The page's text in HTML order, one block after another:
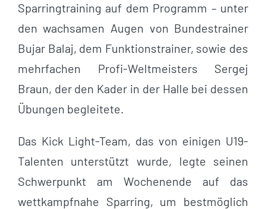
Sparringtraining auf dem Programm – unter
den wachsamen Augen von Bundestrainer
Bujar Balaj, dem Funktionstrainer, sowie des
mehrfachen Profi-Weltmeisters Sergej
Braun, der den Kader in der Halle bei dessen
Übungen begleitete.
Das Kick Light-Team, das von einigen U19-
Talenten unterstützt wurde, legte seinen
Schwerpunkt am Wochenende auf das
wettkampfnahe Sparring, um bestmöglich